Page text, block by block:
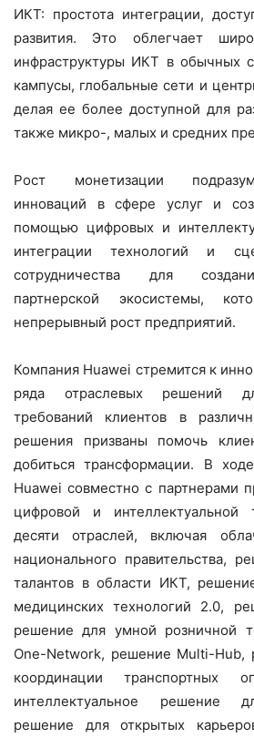
ИКТ: простота интеграции,
развития. Это облегчает
инфраструктуры ИКТ в обычных
кампусы, глобальные сети и
делая ее более доступной для
также микро-, малых и средних
Рост монетизации
инноваций в сфере услуг и
помощью цифровых и
интеграции технологий и
сотрудничества для
партнерской экосистемы,
непрерывный рост предприятий.
Компания Huawei стремится к
ряда отраслевых решений
требований клиентов в
решения призваны помочь
добиться трансформации. В
Huawei совместно с партнерами
цифровой и интеллектуальной
десяти отраслей, включая
национального правительства,
талантов в области ИКТ,
медицинских технологий 2.0,
решение для умной розничной
One-Network, решение Multi-Hub,
координации транспортных
интеллектуальное решение
решение для открытых